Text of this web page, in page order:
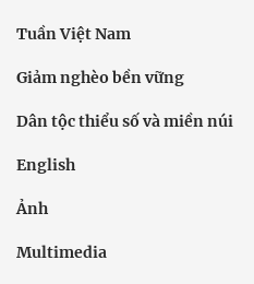
Tuần Việt Nam
Giảm nghèo bền vững
Dân tộc thiểu số và miền núi
English
Ảnh
Multimedia